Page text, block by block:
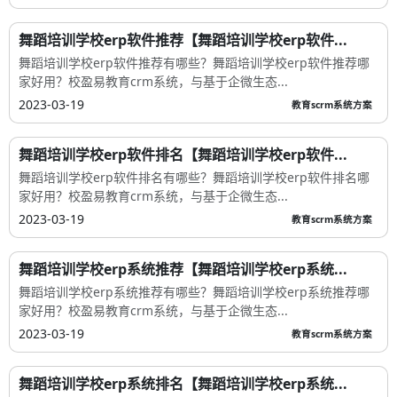
舞蹈培训学校erp软件推荐【舞蹈培训学校erp软件...
舞蹈培训学校erp软件推荐有哪些？舞蹈培训学校erp软件推荐哪
家好用？校盈易教育crm系统，与基于企微生态...
2023-03-19
教育scrm系统方案
舞蹈培训学校erp软件排名【舞蹈培训学校erp软件...
舞蹈培训学校erp软件排名有哪些？舞蹈培训学校erp软件排名哪
家好用？校盈易教育crm系统，与基于企微生态...
2023-03-19
教育scrm系统方案
舞蹈培训学校erp系统推荐【舞蹈培训学校erp系统...
舞蹈培训学校erp系统推荐有哪些？舞蹈培训学校erp系统推荐哪
家好用？校盈易教育crm系统，与基于企微生态...
2023-03-19
教育scrm系统方案
舞蹈培训学校erp系统排名【舞蹈培训学校erp系统...